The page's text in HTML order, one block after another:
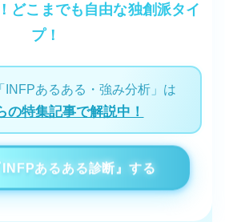
どこまでも自由な独創派タイ
プ！
INFPあるある・強み分析」は
特集記事で解説中！
INFPあるある診断』する